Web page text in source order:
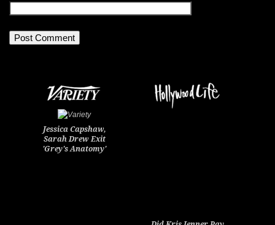
Jessica Capshaw,
Sarah Drew Exit
'Grey's Anatomy'